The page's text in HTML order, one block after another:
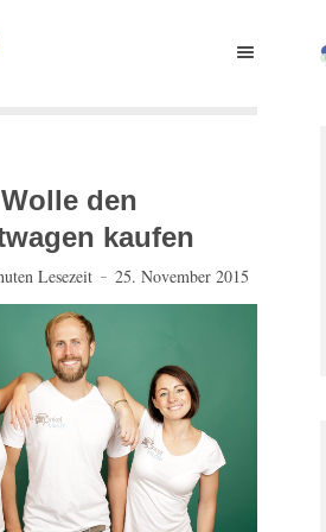
den
kaufen
Lesezeit 25. November 2015